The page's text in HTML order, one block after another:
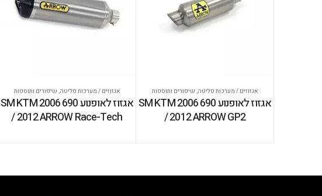
אגזוזים / מערכות פליטה, שיפורים ותוספות
אגזוז לאופנוע 690 SM KTM 2006
/ 2012 ARROW GP2
אגזוזים / מערכות פליטה, שיפורים ותוספות
אגזוז לאופנוע 690 SM KTM 2006
/ 2012 ARROW Race-Tech